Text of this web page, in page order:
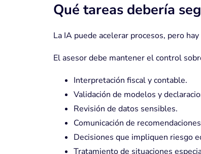
Qué tareas debería
La IA puede acelerar procesos, pero
El asesor debe mantener el control
Interpretación fiscal y contable.
Validación de modelos y
Revisión de datos sensibles.
Comunicación de
Decisiones que impliquen riesgo
Tratamiento de situaciones